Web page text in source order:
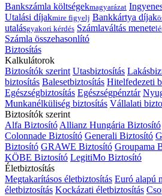
Bankszámla költségekmagyarázat
Utalási díjakmire figyelj Bankkártya díjak
utalásgyakori kérdés Számlaváltás menete
Számla összehasonlító
Biztosítás
Kalkulátorok
Biztosítók szerint Utasbiztosítás
biztosítás Balesetbiztosítás Hitelfedezeti
Egészségbiztosítás Egészségpénztár
Munkanélküliség biztosítás Vállalati
Biztosítók szerint
Alfa Biztosító Allianz Hungária Biztosító
Colonnade Biztosító Generali Biztosító
Biztosító GRAWE Biztosító Groupama
KÖBE Biztosító LegitiMo Biztosító
Életbiztosítás
Megtakarításos életbiztosítás Euró alapú
életbiztosítás Kockázati életbiztosítás